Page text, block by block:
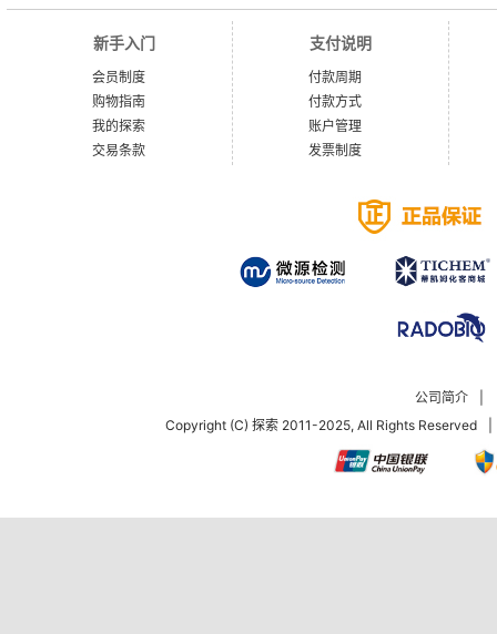
新手入门
会员制度
购物指南
我的探索
交易条款
支付说明
付款周期
付款方式
账户管理
发票制度
公司简介
Copyright (C) 探索 2011-2025, All Rights Reserved